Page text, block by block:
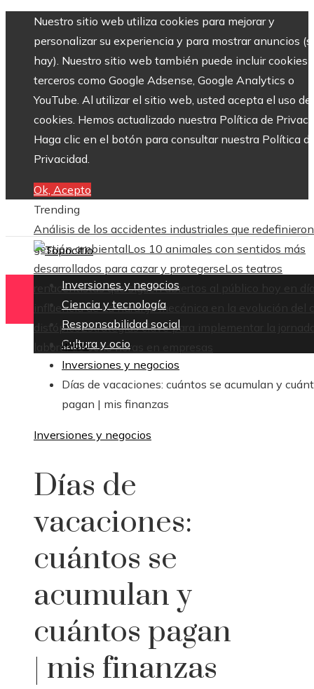
Nuestro sitio web utiliza cookies para mejorar y
personalizar su experiencia y para mostrar anuncios
hay). Nuestro sitio web también puede incluir cookies
terceros como Google Adsense, Google Analytics o
YouTube. Al utilizar el sitio web, usted acepta el uso de
cookies. Hemos actualizado nuestra Política de
Haga clic en el botón para consultar nuestra Política
Privacidad.
Ok, Acepto
Trending
Análisis de los accidentes industriales que
gestión ambientalLos 10 animales con sentidos más
desarrollados para cazar y protegerseLos teatros
renacentistas que siguen abiertos al público hoy en
influencia de La naranja mecánica en la evolución del
distópicoEstrategias clave para implementar la
laboral de ocho horas en empresas
Inversiones y negocios
Ciencia y tecnología
Responsabilidad social
Cultura y ocio
Inicio
Inversiones y negocios
Días de vacaciones: cuántos se acumulan y
pagan | mis finanzas
Inversiones y negocios
Días de
vacaciones:
cuántos se
acumulan y
cuántos pagan
| mis finanzas